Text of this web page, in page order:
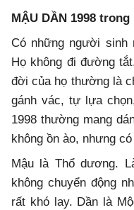
MẬU DẦN 1998
Có những người sinh
Họ không đi đường
đời của họ thường là
gánh vác, tự lựa
1998 thường mang
không ồn ào, nhưng
Mậu là Thổ dương.
không chuyển động
rất khó lay. Dần là